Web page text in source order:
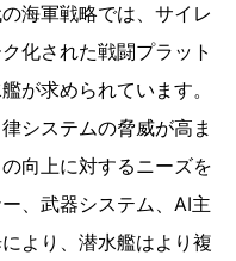
海軍戦略では、サイレ
化された戦闘プラット
が求められています。
システムの脅威が高ま
向上に対するニーズを
、武器システム、AI主
より、潜水艦はより複